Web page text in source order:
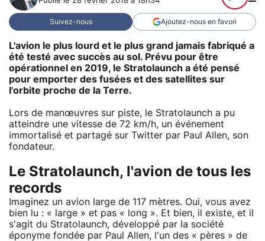
Suivez-nous Ajoutez-nous en favori
L'avion le plus lourd et le plus grand jamais fabriqué a
été testé avec succès au sol. Prévu pour être
opérationnel en 2019, le Stratolaunch a été pensé
pour emporter des fusées et des satellites sur
l'orbite proche de la Terre.
Lors de manœuvres sur piste, le Stratolaunch a pu
atteindre une vitesse de 72 km/h, un événement
immortalisé et partagé sur Twitter par Paul Allen, son
fondateur.
Le Stratolaunch, l'avion de tous les
records
Imaginez un avion large de 117 mètres. Oui, vous avez
bien lu : « large » et pas « long ». Et bien, il existe, et il
s'agit du Stratolaunch, développé par la société
éponyme fondée par Paul Allen, l'un des « pères » de